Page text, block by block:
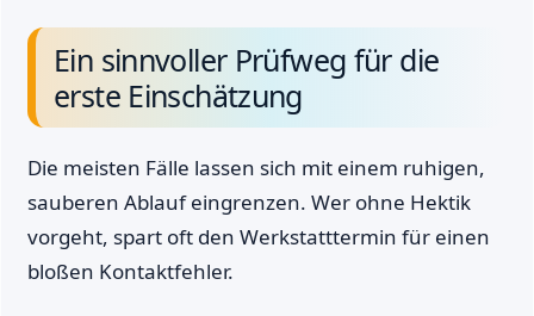
Ein sinnvoller Prüfweg für die
erste Einschätzung
Die meisten Fälle lassen sich mit einem ruhigen,
sauberen Ablauf eingrenzen. Wer ohne Hektik
vorgeht, spart oft den Werkstatttermin für einen
bloßen Kontaktfehler.